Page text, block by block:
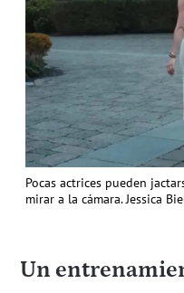
Pocas actrices pueden
mirar a la cámara. Jessica
Un